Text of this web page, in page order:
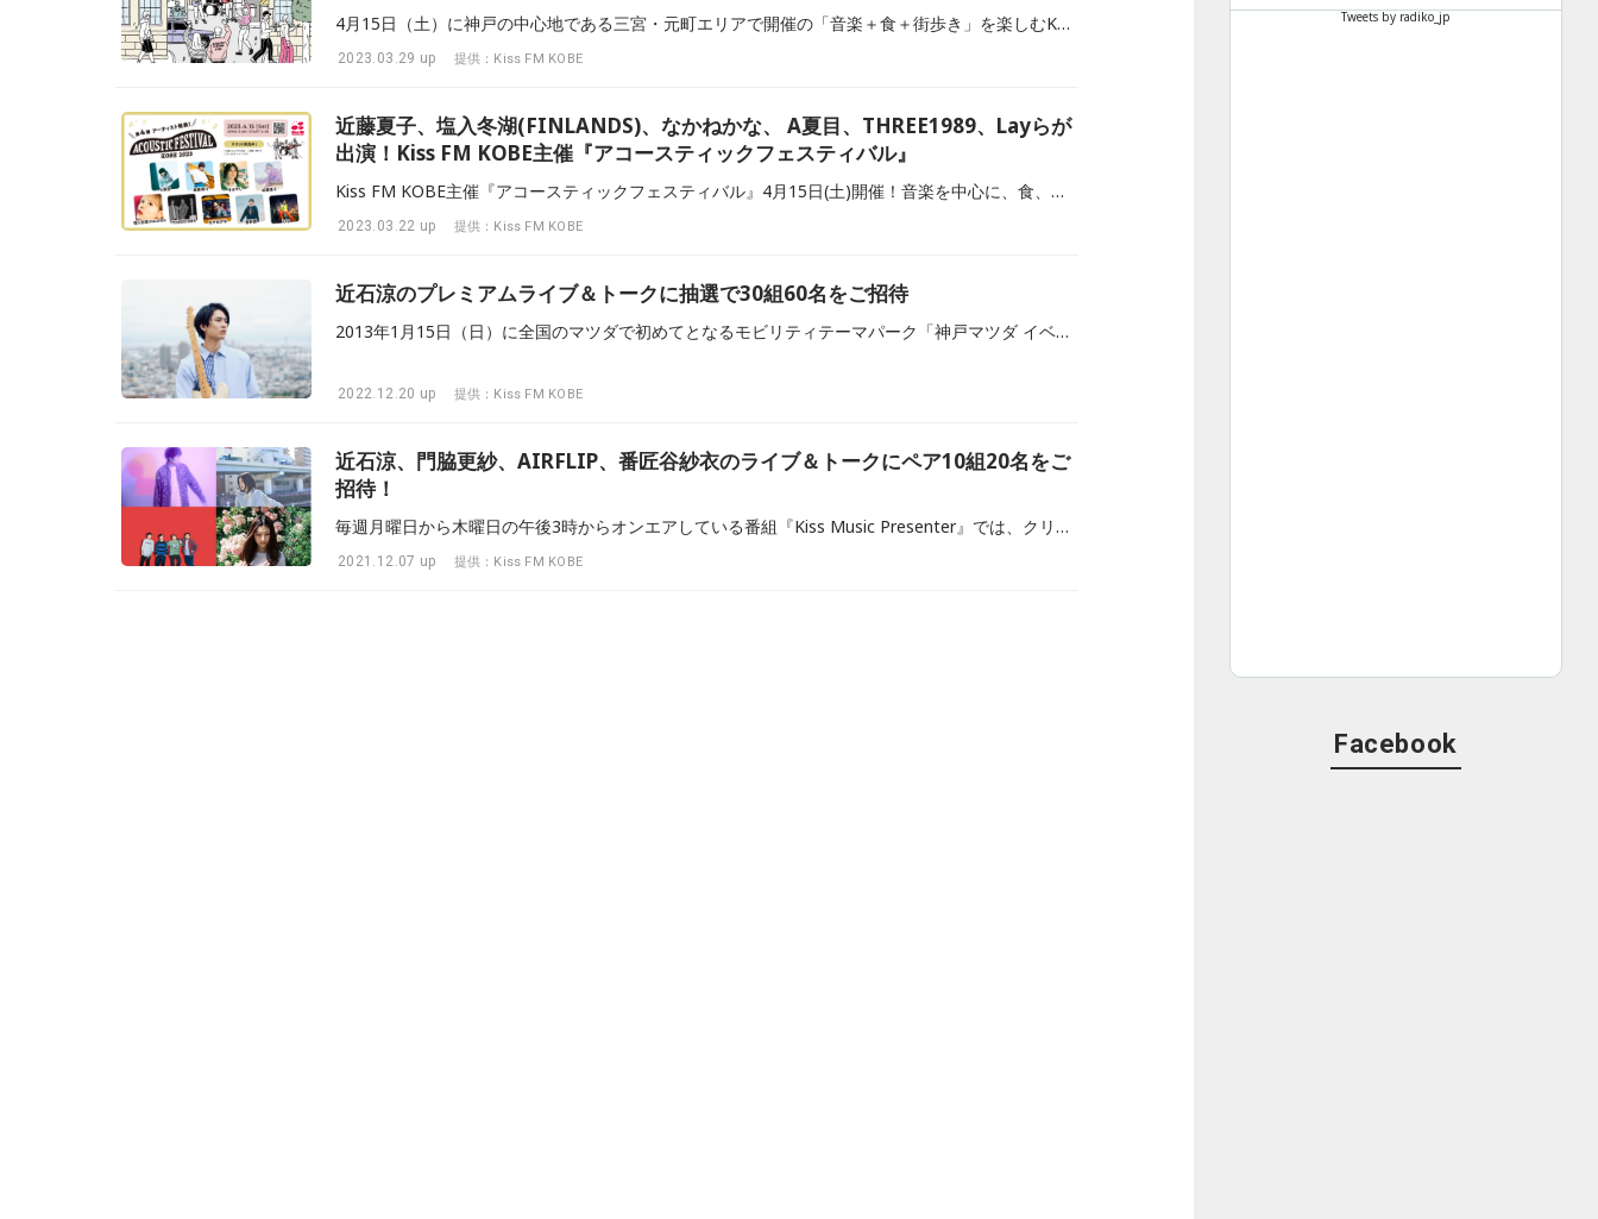
4月15日（土）に神戸の中心地である三宮・元町エリアで開催の「音楽＋食＋街歩き」を楽しむKiss FM KOBE主催イベント「アコースティックフェスティバル」、タイムテーブルを発表しました！
2023.03.29 up 提供：Kiss FM KOBE
近藤夏子、塩入冬湖(FINLANDS)、なかねかな、 A夏目、THREE1989、Layらが
出演！Kiss FM KOBE主催『アコースティックフェスティバル』
Kiss FM KOBE主催『アコースティックフェスティバル』4月15日(土)開催！音楽を中心に、食、街歩きなど、街全体がイベント会場となります。弾き語りやバンド、DJ、ベテランから新人まで、メジャー・インディーズ問わず幅広いジャンルのアーティスト約50組が出演します。
2023.03.22 up 提供：Kiss FM KOBE
近石涼のプレミアムライブ＆トークに抽選で30組60名をご招待
2013年1月15日（日）に全国のマツダで初めてとなるモビリティテーマパーク「神戸マツダ イベントスクエア」で、近石涼のライブ＆トークを開催！このプレミアムなライブ＆トークに抽選で30組60名様をご招待。ライブ＆トークの後には豪華なプレゼントがもらえるじゃんけん大会も行います。司会はKiss FM KOBEサウンドクルー・川田一輝。当日の模様は、1月20日（金）の『Kiss Music Presenter FRIDAY』で一部オンエアします。
2022.12.20 up 提供：Kiss FM KOBE
近石涼、門脇更紗、AIRFLIP、番匠谷紗衣のライブ＆トークにペア10組20名をご
招待！
毎週月曜日から木曜日の午後3時からオンエアしている番組『Kiss Music Presenter』では、クリスマス特別企画『KMPアンプラグド』として、12月20日(月)から23日(木)の毎日午後6時台にアーティストをゲストに迎え、アコースティックライブとインタビューを生放送します。Kiss FM KOBE社内イベントスペースで行われるこの『KMPアンプラグド』に各日抽選ペア10組20名様をご招待します。
2021.12.07 up 提供：Kiss FM KOBE
Tweets by radiko_jp
Facebook